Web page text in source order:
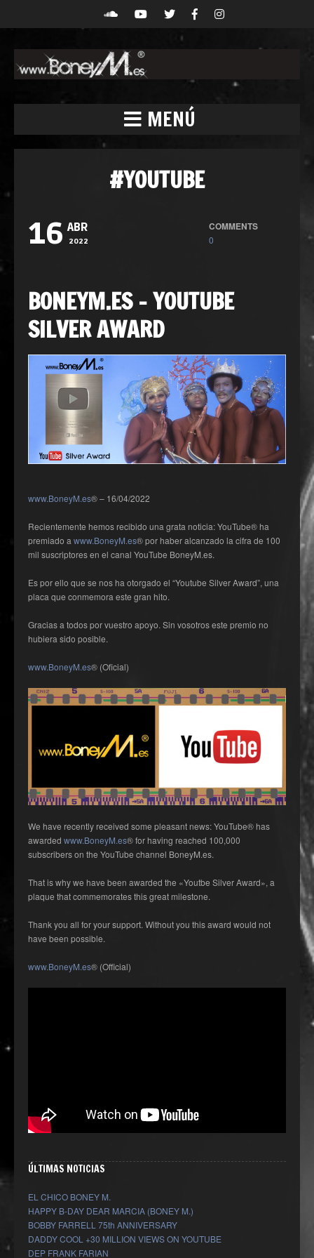
MENÚ
#YOUTUBE
16 ABR
2022
COMMENTS
0
BONEYM.ES – YOUTUBE
SILVER AWARD
www.BoneyM.es® – 16/04/2022
Recientemente hemos recibido una grata noticia: YouTube® ha
premiado a www.BoneyM.es® por haber alcanzado la cifra de 100
mil suscriptores en el canal YouTube BoneyM.es.
Es por ello que se nos ha otorgado el “Youtube Silver Award”, una
placa que conmemora este gran hito.
Gracias a todos por vuestro apoyo. Sin vosotros este premio no
hubiera sido posible.
www.BoneyM.es® (Oficial)
We have recently received some pleasant news: YouTube® has
awarded www.BoneyM.es® for having reached 100,000
subscribers on the YouTube channel BoneyM.es.
That is why we have been awarded the «Youtbe Silver Award», a
plaque that commemorates this great milestone.
Thank you all for your support. Without you this award would not
have been possible.
www.BoneyM.es® (Official)
ÚLTIMAS NOTICIAS
EL CHICO BONEY M.
HAPPY B-DAY DEAR MARCIA (BONEY M.)
BOBBY FARRELL 75th ANNIVERSARY
DADDY COOL +30 MILLION VIEWS ON YOUTUBE
DEP FRANK FARIAN